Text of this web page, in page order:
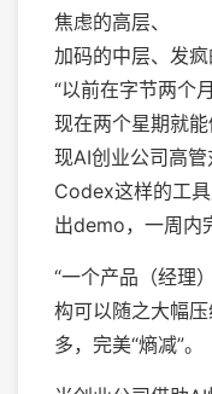
焦虑的高层、
加码的中层、发
“以前在字节两个
现在两个星期就能
现AI创业公司高
Codex这样的工
出demo，一周内
“一个产品（经理
构可以随之大幅
多，完美“熵减”。